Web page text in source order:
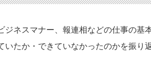
ネスマナー、報連相などの仕事の基
いたか・できていなかったのかを振り